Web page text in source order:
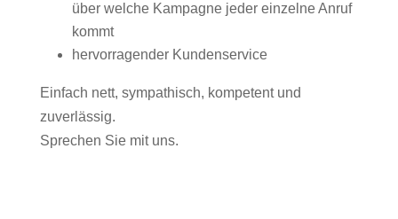
über welche Kampagne jeder einzelne Anruf
kommt
hervorragender Kundenservice
Einfach nett, sympathisch, kompetent und
zuverlässig.
Sprechen Sie mit uns.